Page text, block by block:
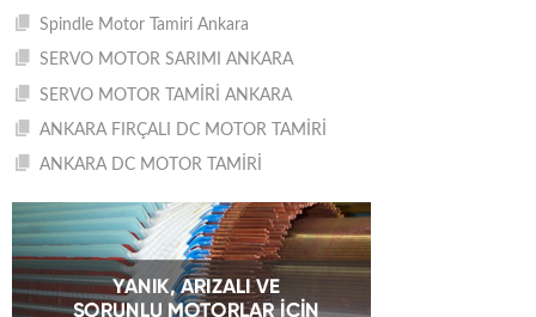
Spindle Motor Tamiri Ankara
SERVO MOTOR SARIMI ANKARA
SERVO MOTOR TAMİRİ ANKARA
ANKARA FIRÇALI DC MOTOR TAMİRİ
ANKARA DC MOTOR TAMİRİ